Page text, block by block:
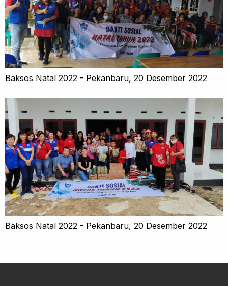
Baksos Natal 2022 - Pekanbaru, 20 Desember 2022
Baksos Natal 2022 - Pekanbaru, 20 Desember 2022